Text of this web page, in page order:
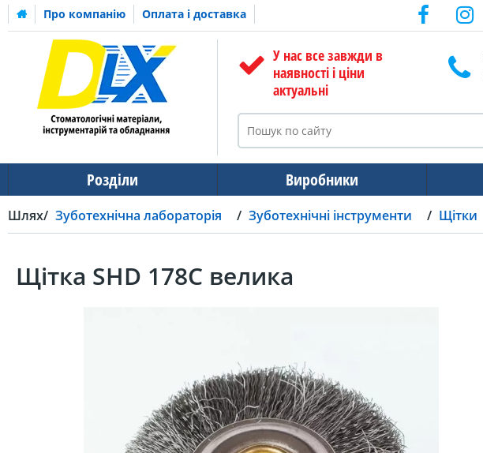
Про компанію Оплата і доставка
У нас все завжди в
наявності і ціни
актуальні
Розділи Виробники
Шлях Зуботехнічна лабораторія Зуботехнічні інструменти Щітки
Щітка SHD 178C велика